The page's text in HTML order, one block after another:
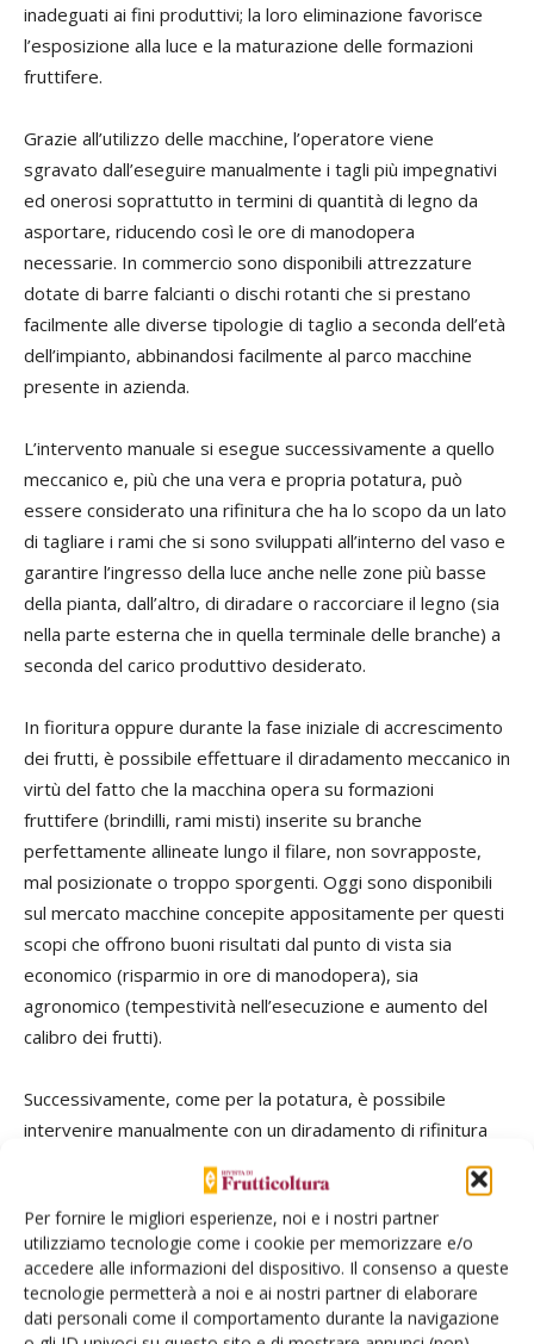
Per fornire le migliori esperienze, noi e i nostri partner
utilizziamo tecnologie come i cookie per memorizzare e/o
accedere alle informazioni del dispositivo. Il consenso a queste
tecnologie permetterà a noi e ai nostri partner di elaborare
dati personali come il comportamento durante la navigazione
inadeguati ai fini produttivi; la loro eliminazione favorisce
l’esposizione alla luce e la maturazione delle formazioni
fruttifere.
Grazie all’utilizzo delle macchine, l’operatore viene
sgravato dall’eseguire manualmente i tagli più impegnativi
ed onerosi soprattutto in termini di quantità di legno da
asportare, riducendo così le ore di manodopera
necessarie. In commercio sono disponibili attrezzature
dotate di barre falcianti o dischi rotanti che si prestano
facilmente alle diverse tipologie di taglio a seconda dell’età
dell’impianto, abbinandosi facilmente al parco macchine
presente in azienda.
L’intervento manuale si esegue successivamente a quello
meccanico e, più che una vera e propria potatura, può
essere considerato una rifinitura che ha lo scopo da un lato
di tagliare i rami che si sono sviluppati all’interno del vaso e
garantire l’ingresso della luce anche nelle zone più basse
della pianta, dall’altro, di diradare o raccorciare il legno (sia
nella parte esterna che in quella terminale delle branche) a
seconda del carico produttivo desiderato.
In fioritura oppure durante la fase iniziale di accrescimento
dei frutti, è possibile effettuare il diradamento meccanico in
virtù del fatto che la macchina opera su formazioni
fruttifere (brindilli, rami misti) inserite su branche
perfettamente allineate lungo il filare, non sovrapposte,
mal posizionate o troppo sporgenti. Oggi sono disponibili
sul mercato macchine concepite appositamente per questi
scopi che offrono buoni risultati dal punto di vista sia
economico (risparmio in ore di manodopera), sia
agronomico (tempestività nell’esecuzione e aumento del
calibro dei frutti).
Successivamente, come per la potatura, è possibile
intervenire manualmente con un diradamento di rifinitura
per regolare con precisione il numero di frutti sulla pianta.
di 7